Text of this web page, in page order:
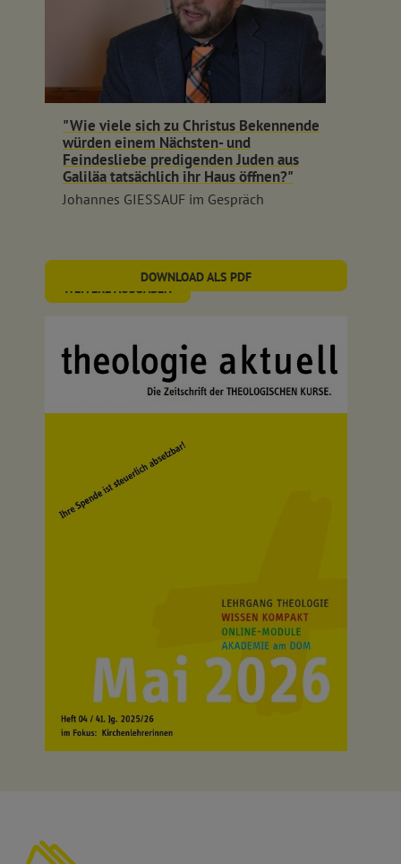
"Wie viele sich zu Christus Bekennende
würden einem Nächsten- und
Feindesliebe predigenden Juden aus
Galiläa tatsächlich ihr Haus öffnen?"
Johannes GIESSAUF im Gespräch
WEITERE AUSGABEN
DOWNLOAD ALS PDF